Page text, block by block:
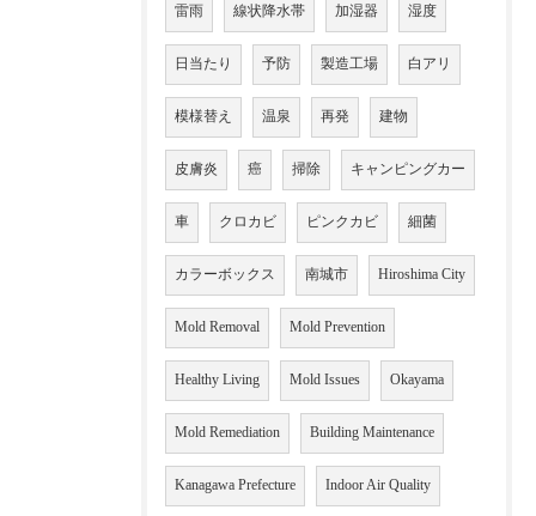
雷雨 線状降水帯 加湿器 湿度
日当たり 予防 製造工場 白アリ
模様替え 温泉 再発 建物
皮膚炎 癌 掃除 キャンピングカー
車 クロカビ ピンクカビ 細菌
カラーボックス 南城市 Hiroshima City
Mold Removal Mold Prevention
Healthy Living Mold Issues Okayama
Mold Remediation Building Maintenance
Kanagawa Prefecture Indoor Air Quality